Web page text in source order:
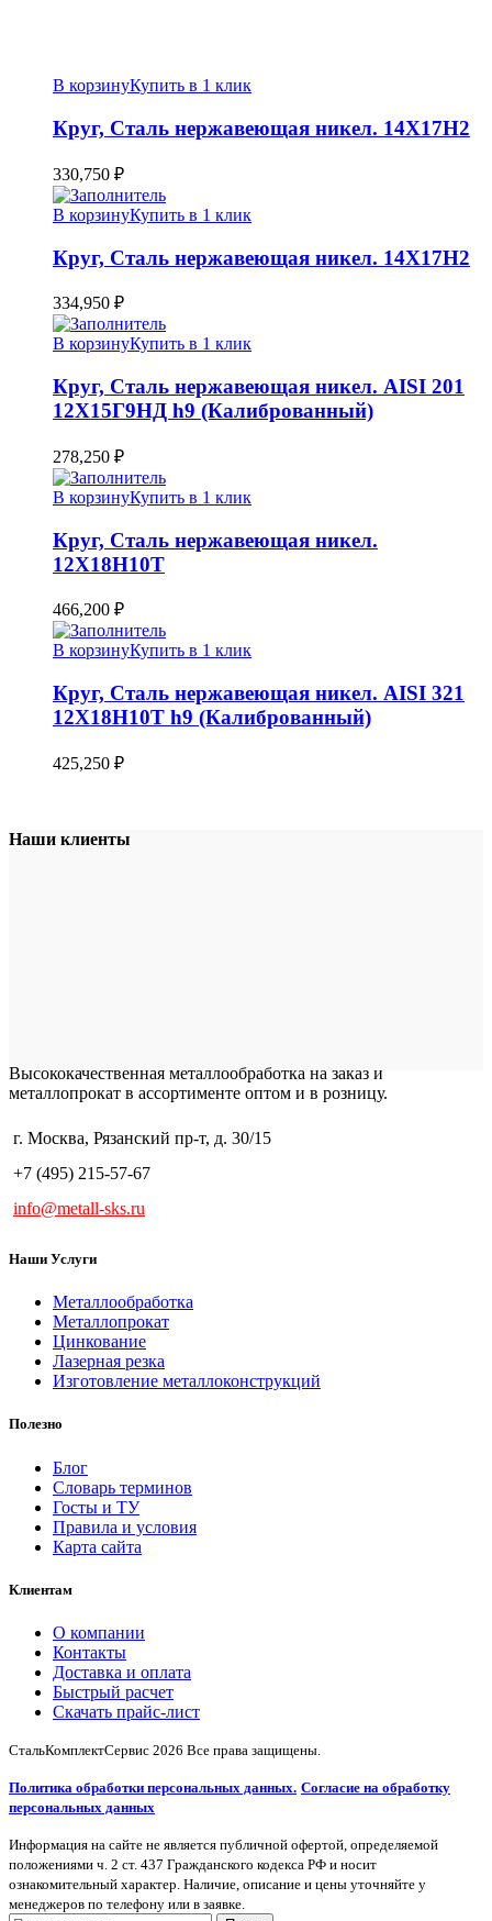
В корзинуКупить в 1 клик
Круг, Сталь нержавеющая никел. 14Х17Н2
330,750 ₽
В корзинуКупить в 1 клик
Круг, Сталь нержавеющая никел. 14Х17Н2
334,950 ₽
В корзинуКупить в 1 клик
Круг, Сталь нержавеющая никел. AISI 201
12Х15Г9НД h9 (Калиброванный)
278,250 ₽
В корзинуКупить в 1 клик
Круг, Сталь нержавеющая никел.
12Х18Н10Т
466,200 ₽
В корзинуКупить в 1 клик
Круг, Сталь нержавеющая никел. AISI 321
12Х18Н10Т h9 (Калиброванный)
425,250 ₽
Наши клиенты
Высококачественная металлообработка на заказ и
металлопрокат в ассортименте оптом и в розницу.
г. Москва, Рязанский пр-т, д. 30/15
+7 (495) 215-57-67
info@metall-sks.ru
Наши Услуги
Металлообработка
Металлопрокат
Цинкование
Лазерная резка
Изготовление металлоконструкций
Полезно
Блог
Словарь терминов
Госты и ТУ
Правила и условия
Карта сайта
Клиентам
О компании
Контакты
Доставка и оплата
Быстрый расчет
Скачать прайс-лист
СтальКомплектСервис 2026 Все права защищены.
Политика обработки персональных данных. Согласие на обработку
персональных данных
Информация на сайте не является публичной офертой, определяемой
положениями ч. 2 ст. 437 Гражданского кодекса РФ и носит
ознакомительный характер. Наличие, описание и цены уточняйте у
менеджеров по телефону или в заявке.